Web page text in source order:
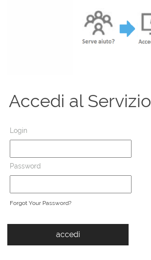
Forgot Your Password?
Accedi al Servizio
Login
Password